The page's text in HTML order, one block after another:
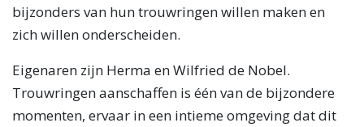
bijzonders van hun trouwringen willen maken en
zich willen onderscheiden.
Eigenaren zijn Herma en Wilfried de Nobel.
Trouwringen aanschaffen is één van de bijzondere
momenten, ervaar in een intieme omgeving dat dit